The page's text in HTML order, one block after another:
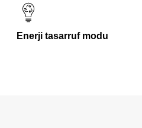
Enerji tasarruf modu